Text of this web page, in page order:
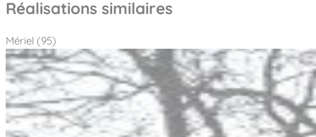
Réalisations similaires
Mériel (95)